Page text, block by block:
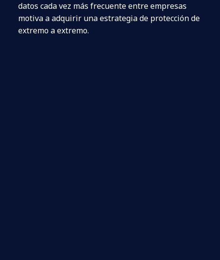
datos cada vez más frecuente entre empresas
motiva a adquirir una estrategia de protección de
extremo a extremo.